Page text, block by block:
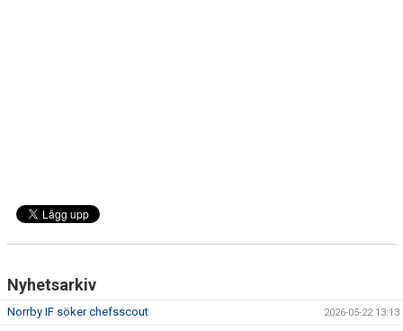
Nyhetsarkiv
Norrby IF söker chefsscout 2026-05-22 13:13